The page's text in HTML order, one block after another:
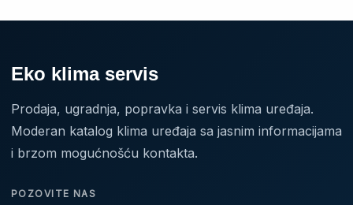
Eko klima servis
Prodaja, ugradnja, popravka i servis klima uređaja.
Moderan katalog klima uređaja sa jasnim informacijama
i brzom mogućnošću kontakta.
POZOVITE NAS